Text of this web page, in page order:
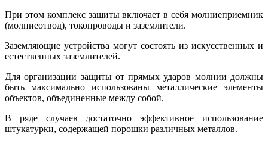
При этом комплекс защиты включает в себя молниеприемник
(молниеотвод), токопроводы и заземлители.
Заземляющие устройства могут состоять из искусственных и
естественных заземлителей.
Для организации защиты от прямых ударов молнии должны
быть максимально использованы металлические элементы
объектов, объединенные между собой.
В ряде случаев достаточно эффективное использование
штукатурки, содержащей порошки различных металлов.